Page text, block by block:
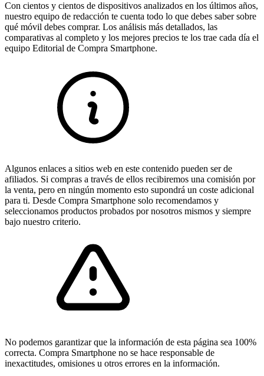
Con cientos y cientos de dispositivos analizados en los últimos años,
nuestro equipo de redacción te cuenta todo lo que debes saber sobre
qué móvil debes comprar. Los análisis más detallados, las
comparativas al completo y los mejores precios te los trae cada día el
equipo Editorial de Compra Smartphone.
Algunos enlaces a sitios web en este contenido pueden ser de
afiliados. Si compras a través de ellos recibiremos una comisión por
la venta, pero en ningún momento esto supondrá un coste adicional
para ti. Desde Compra Smartphone solo recomendamos y
seleccionamos productos probados por nosotros mismos y siempre
bajo nuestro criterio.
No podemos garantizar que la información de esta página sea 100%
correcta. Compra Smartphone no se hace responsable de
inexactitudes, omisiones u otros errores en la información.